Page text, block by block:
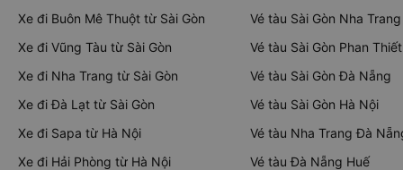
Xe đi Buôn Mê Thuột từ Sài Gòn
Xe đi Vũng Tàu từ Sài Gòn
Xe đi Nha Trang từ Sài Gòn
Xe đi Đà Lạt từ Sài Gòn
Xe đi Sapa từ Hà Nội
Xe đi Hải Phòng từ Hà Nội
Vé tàu Sài Gòn Nha Trang
Vé tàu Sài Gòn Phan Thiết
Vé tàu Sài Gòn Đà Nẵng
Vé tàu Sài Gòn Hà Nội
Vé tàu Nha Trang Đà
Vé tàu Đà Nẵng Huế